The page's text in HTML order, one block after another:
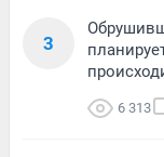
3
6 313